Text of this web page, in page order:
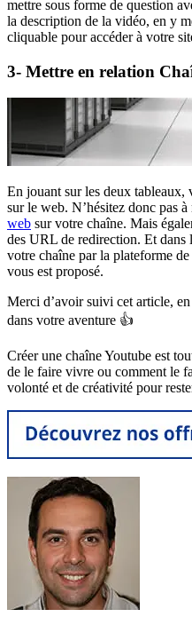
mettre sous forme de question
la description de la vidéo, en y
cliquable pour accéder à votre
3- Mettre en relation
En jouant sur les deux tableaux,
sur le web. N’hésitez donc pas
web sur votre chaîne. Mais
des URL de redirection. Et dans
votre chaîne par la plateforme
vous est proposé.
Merci d’avoir suivi cet article,
dans votre aventure 👍
Créer une chaîne Youtube est
de le faire vivre ou comment le
volonté et de créativité pour